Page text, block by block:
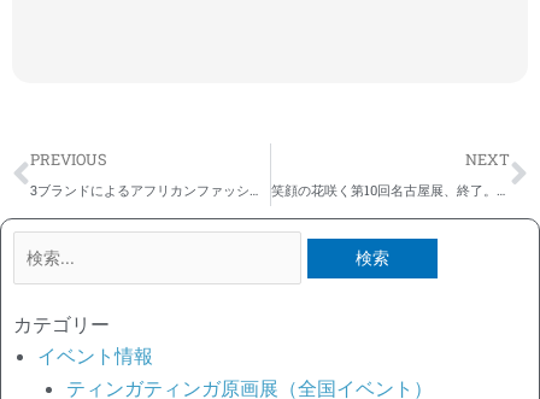
Prev
PREVIOUS NEXT
検
象:
カテゴリー
イベント情報
ティンガティンガ原画展（全国イベント）